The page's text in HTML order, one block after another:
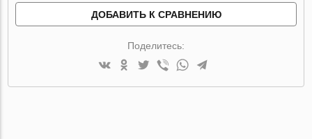
ДОБАВИТЬ К СРАВНЕНИЮ
Поделитесь: